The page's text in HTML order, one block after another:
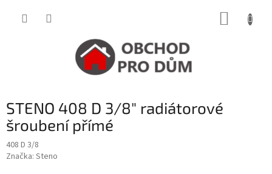
STENO 408 D 3/8" radiátorové
šroubení přímé
408 D 3/8
Značka: Steno